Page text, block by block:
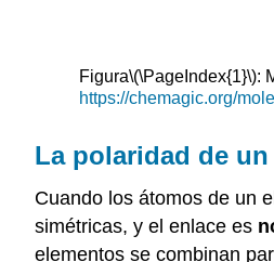
Figura\(\PageIndex{1}\):
https://chemagic.org/
La polaridad de
Cuando los átomos de un
simétricas, y el enlace es
elementos se combinan